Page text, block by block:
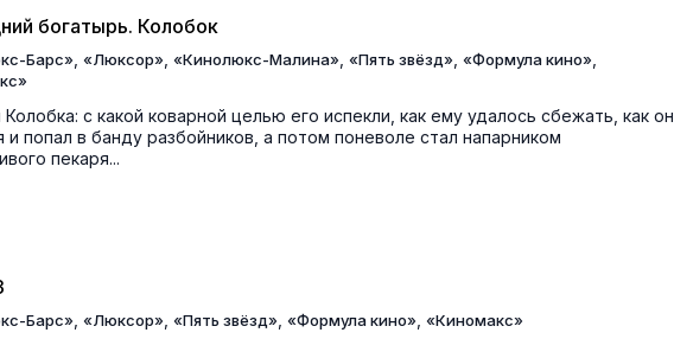
богатырь. Колобок
Барс» «Люксор» «Кинолюкс-Малина» «Пять звёзд» «Формула кино»
с какой коварной целью его испекли, как ему удалось сбежать, как он
и попал в банду разбойников, а потом поневоле стал напарником
пекаря...
Барс», «Люксор», «Пять звёзд», «Формула кино», «Киномакс»